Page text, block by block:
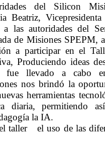
del Silicon
Beatriz,
las autoridades del
de Misiones SPEPM,
a participar en el
Produciendo ideas
fue llevado a cabo
nos brindó la
herramientas
diaria, permitiendo
la IA.
taller el uso de las